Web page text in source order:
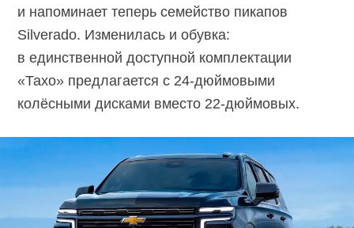
и напоминает теперь семейство пикапов
Silverado. Изменилась и обувка:
в единственной доступной комплектации
«Тахо» предлагается с 24-дюймовыми
колёсными дисками вместо 22-дюймовых.